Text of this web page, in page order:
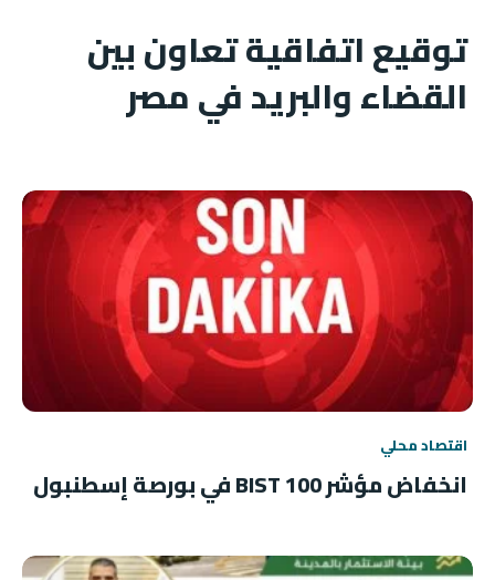
توقيع اتفاقية تعاون بين
القضاء والبريد في مصر
اقتصاد محلي
انخفاض مؤشر BIST 100 في بورصة إسطنبول